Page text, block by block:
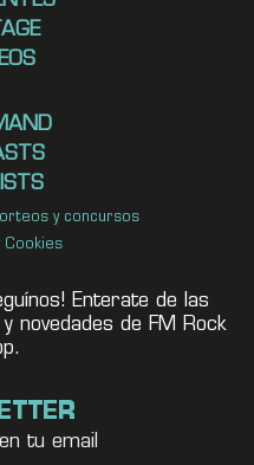
y concursos
Cookies
Enterate de las
novedades de FM Rock
tu email